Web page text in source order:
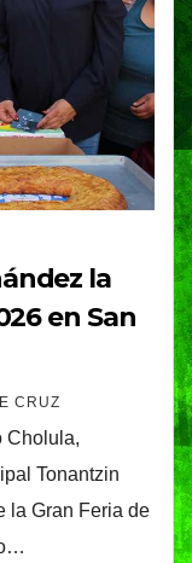
la
en San
CRUZ
Cholula,
Tonantzin
la Gran Feria de